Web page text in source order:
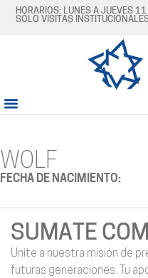
HORARIOS: LUNES A JUEVES
SÓLO VISITAS
WOLF
FECHA DE NACIMIENTO:
SUMATE
Unite a nuestra misión de
futuras generaciones. Tu